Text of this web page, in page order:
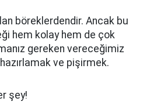
böreklerdendir. Ancak bu
hem kolay hem de çok
gereken vereceğimiz
ve pişirmek.
şey!